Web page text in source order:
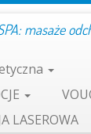
masaże
LASEROWA